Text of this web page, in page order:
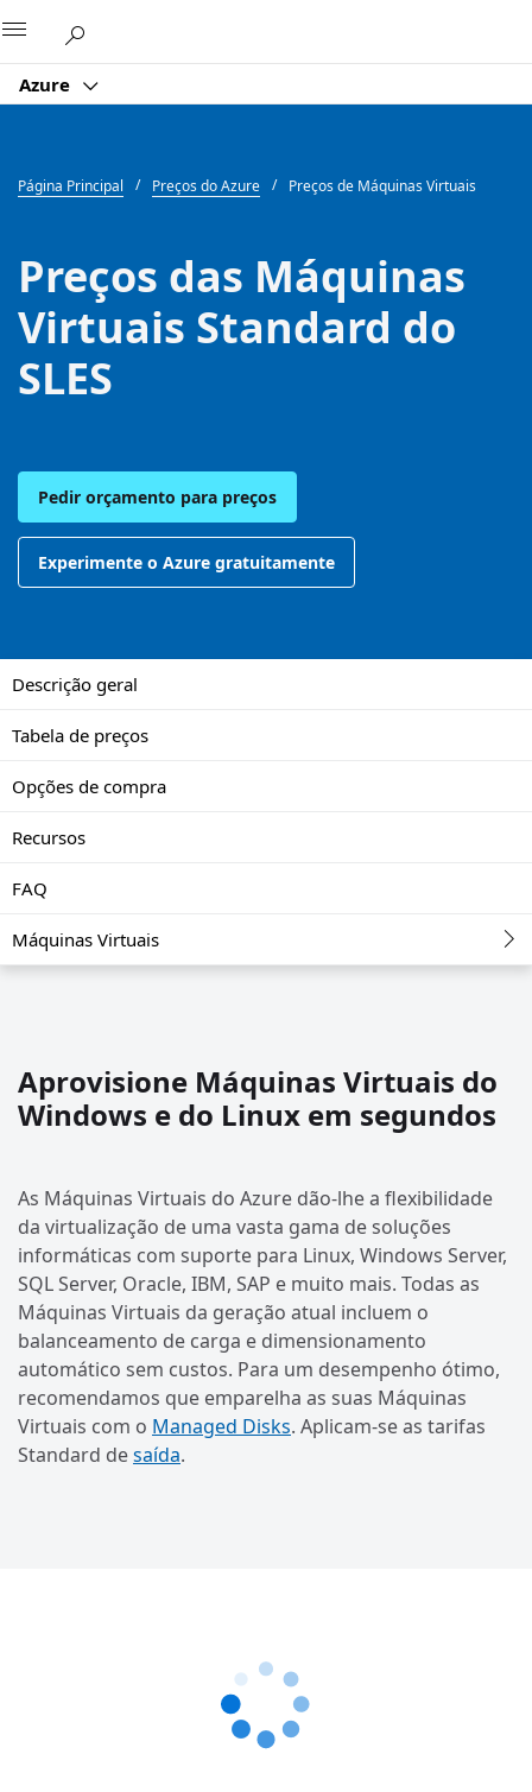
Azure
Página Principal Preços do Azure Preços de Máquinas Virtuais
Preços das Máquinas
Virtuais Standard do
SLES
Pedir orçamento para preços
Experimente o Azure gratuitamente
Descrição geral
Tabela de preços
Opções de compra
Recursos
FAQ
Máquinas Virtuais
Aprovisione Máquinas Virtuais do
Windows e do Linux em segundos
As Máquinas Virtuais do Azure dão-lhe a flexibilidade
da virtualização de uma vasta gama de soluções
informáticas com suporte para Linux, Windows Server,
SQL Server, Oracle, IBM, SAP e muito mais. Todas as
Máquinas Virtuais da geração atual incluem o
balanceamento de carga e dimensionamento
automático sem custos. Para um desempenho ótimo,
recomendamos que emparelha as suas Máquinas
Virtuais com o Managed Disks. Aplicam-se as tarifas
Standard desaída.